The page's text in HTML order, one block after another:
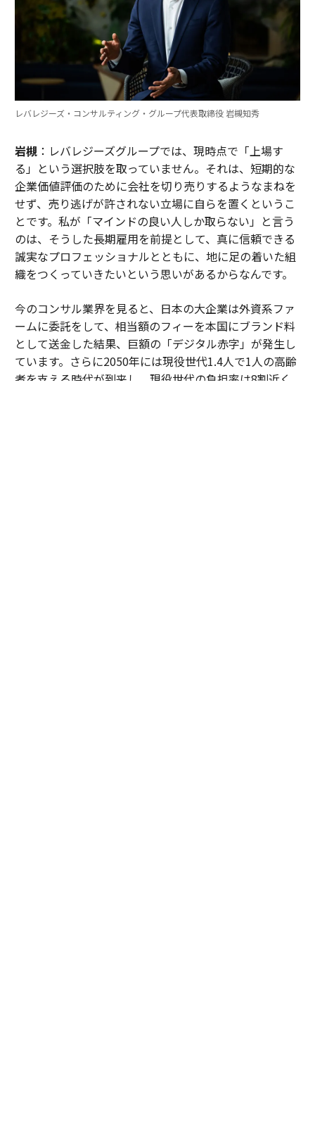
レバレジーズ・コンサルティング・グループ代表取締役 岩槻知秀
岩槻：レバレジーズグループでは、現時点で「上場す
る」という選択肢を取っていません。それは、短期的な
企業価値評価のために会社を切り売りするようなまねを
せず、売り逃げが許されない立場に自らを置くというこ
とです。私が「マインドの良い人しか取らない」と言う
のは、そうした長期雇用を前提として、真に信頼できる
誠実なプロフェッショナルとともに、地に足の着いた組
織をつくっていきたいという思いがあるからなんです。
今のコンサル業界を見ると、日本の大企業は外資系ファ
ームに委託をして、相当額のフィーを本国にブランド料
として送金した結果、巨額の「デジタル赤字」が発生し
ています。さらに2050年には現役世代1.4人で1人の高齢
者を支える時代が到来し、現役世代の負担率は8割近く